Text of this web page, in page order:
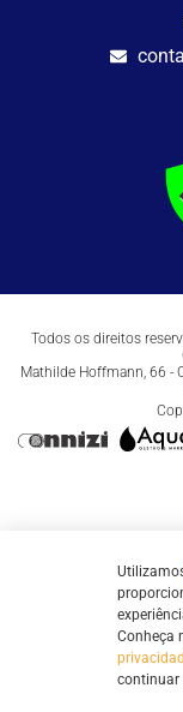
Todos os direitos
Mathilde Hoffmann, 66 -
Conheça
continuar